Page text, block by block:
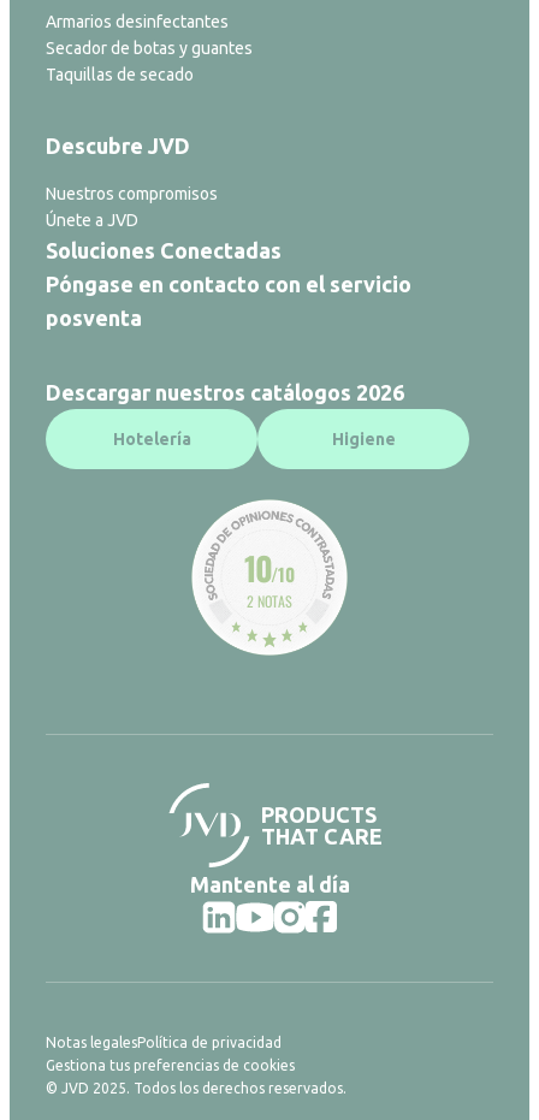
Armarios desinfectantes
Secador de botas y guantes
Taquillas de secado
Descubre JVD
Nuestros compromisos
Únete a JVD
Soluciones Conectadas
Póngase en contacto con el servicio
posventa
Descargar nuestros catálogos 2026
Hotelería Higiene
10/10
2 NOTAS
PRODUCTS
THAT CARE
Mantente al día
Notas legalesPolítica de privacidad
Gestiona tus preferencias de cookies
© JVD 2025. Todos los derechos reservados.